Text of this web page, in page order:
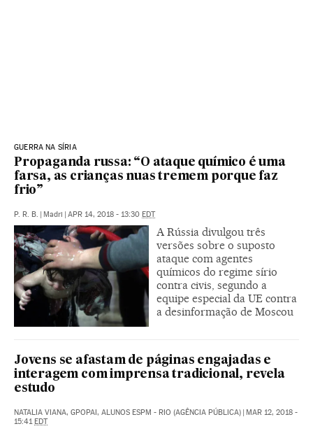
GUERRA NA SÍRIA
Propaganda russa: “O ataque químico é uma
farsa, as crianças nuas tremem porque faz
frio”
P. R. B. | Madri | APR 14, 2018 - 13:30 EDT
A Rússia divulgou três
versões sobre o suposto
ataque com agentes
químicos do regime sírio
contra civis, segundo a
equipe especial da UE contra
a desinformação de Moscou
Jovens se afastam de páginas engajadas e
interagem com imprensa tradicional, revela
estudo
NATALIA VIANA, GPOPAI, ALUNOS ESPM - RIO (AGÊNCIA PÚBLICA) | MAR 12, 2018 -
15:41EDT